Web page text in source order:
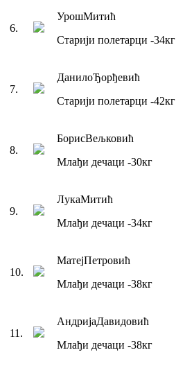
6.
УрошМитић
Старији полетарци -34кг
7.
ДанилоЂорђевић
Старији полетарци -42кг
8.
БорисВељковић
Млађи дечаци -30кг
9.
ЛукаМитић
Млађи дечаци -34кг
10.
МатејПетровић
Млађи дечаци -38кг
11 .
АндријаДавидовић
Млађи дечаци -38кг